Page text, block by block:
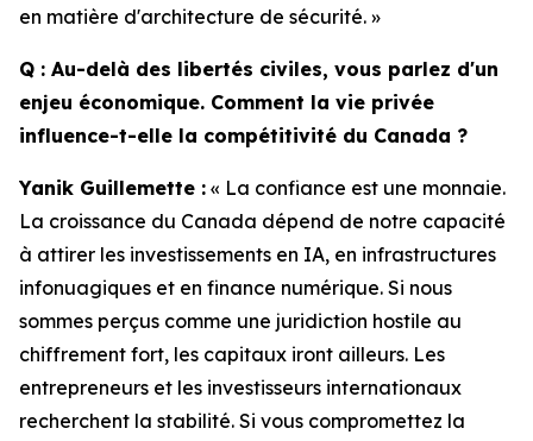
en matière d'architecture de sécurité. »
Q : Au-delà des libertés civiles, vous parlez d'un
enjeu économique. Comment la vie privée
influence-t-elle la compétitivité du Canada ?
Yanik Guillemette : « La confiance est une monnaie.
La croissance du Canada dépend de notre capacité
à attirer les investissements en IA, en infrastructures
infonuagiques et en finance numérique. Si nous
sommes perçus comme une juridiction hostile au
chiffrement fort, les capitaux iront ailleurs. Les
entrepreneurs et les investisseurs internationaux
recherchent la stabilité. Si vous compromettez la